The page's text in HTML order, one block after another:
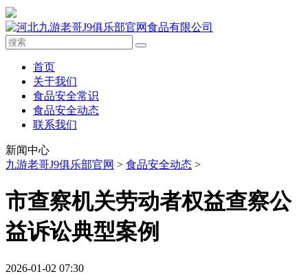
首页
关于我们
食品安全常识
食品安全动态
联系我们
新闻中心
九游老哥J9俱乐部官网 > 食品安全动态 >
市查察机关劳动者权益查察公
益诉讼典型案例
2026-01-02 07:30